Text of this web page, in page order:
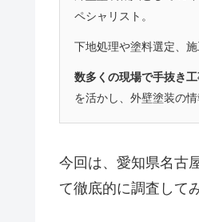
ペシャリスト。
下地処理や塗料選定、
数多くの現場で手抜き
を活かし、外壁塗装の
今回は、愛知県名古
て徹底的に調査して